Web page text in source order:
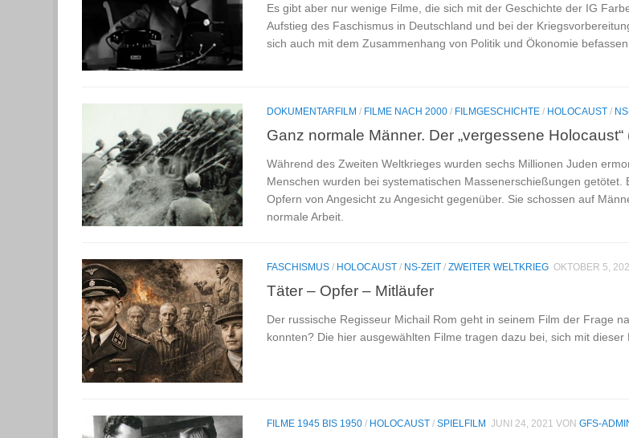
Es gibt aber nur wenige Filme, die sich mit der Geschichte der IG
Aufstieg des Faschismus in Deutschland und bei der
sich auch mit dem Zusammenhang von Politik und Ökonomie
DOKUMENTARFILM / FILME NACH 2000 / FILMGESCHICHTE / HOLOCAUST /
Ganz normale Männer. Der „vergessene Holocaust“
Während des Zweiten Weltkrieges wurden sechs Millionen Juden
Menschen wurden bei systematischen Massenerschießungen
Opfern von Angesicht zu Angesicht gegenüber. Sie schossen auf
normale Arbeit.
FASCHISMUS / HOLOCAUST / NS-ZEIT / ZWEITER WELTKRIEG OKTOBER 5,
Täter – Opfer – Mitläufer
Der russische Regisseur Michail Rom geht in seinem Film der Frage
konnten? Die hier ausgewählten Filme tragen dazu bei, sich mit
FILME 1945 BIS 1950 / HOLOCAUST / SPIELFILM JUNI 24, 2021 VON GFS-